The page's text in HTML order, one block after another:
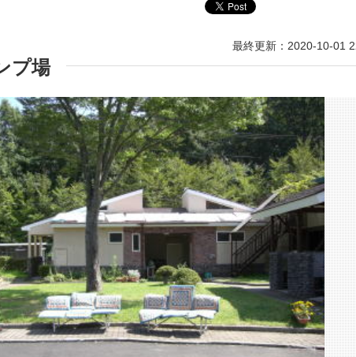
最終更新：2020-10-01
プ場